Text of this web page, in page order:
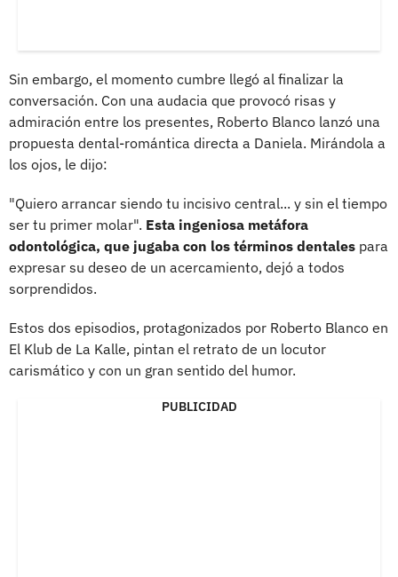
Sin embargo, el momento cumbre llegó al finalizar la
conversación. Con una audacia que provocó risas y
admiración entre los presentes, Roberto Blanco lanzó una
propuesta dental-romántica directa a Daniela. Mirándola a
los ojos, le dijo:
"Quiero arrancar siendo tu incisivo central... y sin el tiempo
ser tu primer molar". Esta ingeniosa metáfora
odontológica, que jugaba con los términos dentales para
expresar su deseo de un acercamiento, dejó a todos
sorprendidos.
Estos dos episodios, protagonizados por Roberto Blanco en
El Klub de La Kalle, pintan el retrato de un locutor
carismático y con un gran sentido del humor.
PUBLICIDAD